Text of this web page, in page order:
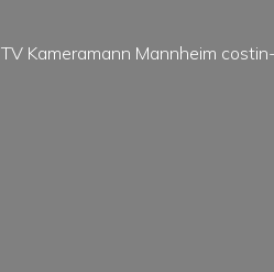
TV Kameramann Mannheim